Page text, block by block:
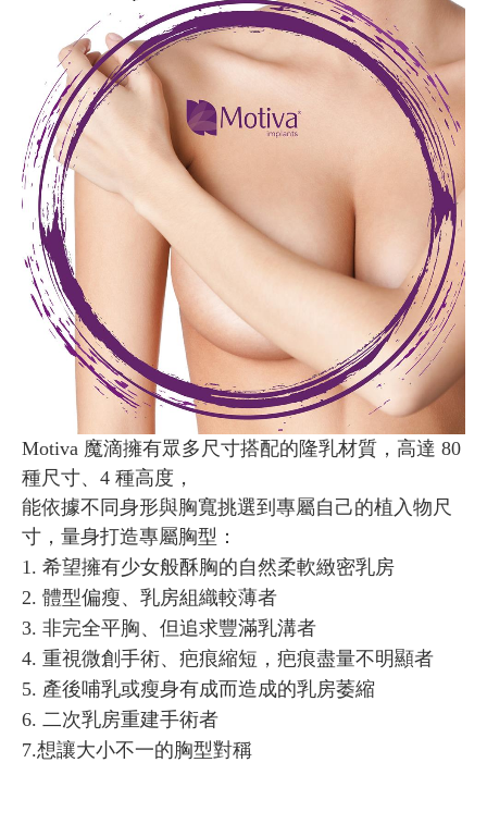
Motiva 魔滴擁有眾多尺⼨搭配的隆乳材質，⾼達 80
種尺⼨、4 種⾼度，
能依據不同⾝形與胸寬挑選到專屬⾃⼰的植入物尺
⼨，量⾝打造專屬胸型：
1. 希望擁有少女般酥胸的⾃然柔軟緻密乳房
2. 體型偏瘦、乳房組織較薄者
3. 非完全平胸、但追求豐滿乳溝者
4. 重視微創手術、疤痕縮短，疤痕盡量不明顯者
5. 產後哺乳或瘦身有成而造成的乳房萎縮
6. 二次乳房重建手術者
7.想讓⼤⼩不⼀的胸型對稱